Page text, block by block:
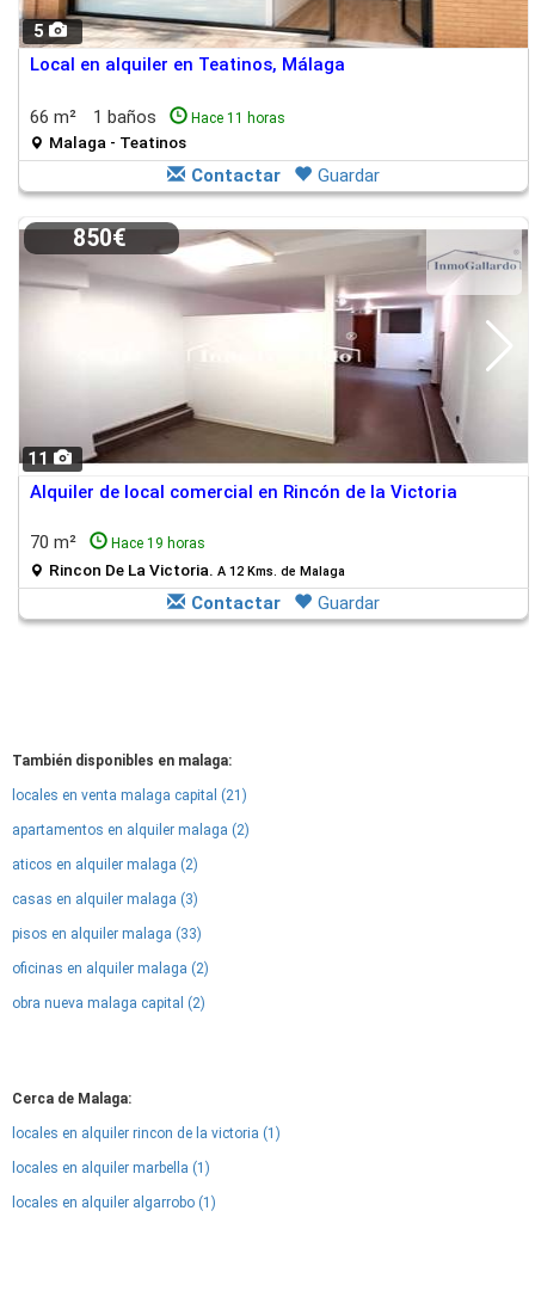
5
Local en alquiler en Teatinos, Málaga
66 m² 1 baños Hace 11 horas
Malaga - Teatinos
Contactar Guardar
11
850€
Alquiler de local comercial en Rincón de la Victoria
70 m² Hace 19 horas
Rincon De La Victoria. A 12 Kms. de Malaga
Contactar Guardar
También disponibles en malaga:
locales en venta malaga capital (21)
apartamentos en alquiler malaga (2)
aticos en alquiler malaga (2)
casas en alquiler malaga (3)
pisos en alquiler malaga (33)
oficinas en alquiler malaga (2)
obra nueva malaga capital (2)
Cerca de Malaga:
locales en alquiler rincon de la victoria (1)
locales en alquiler marbella (1)
locales en alquiler algarrobo (1)